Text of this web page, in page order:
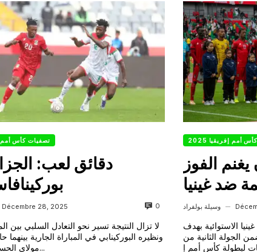
تصفيات كأس أمم
Décembre 28, 2025 0
لا تزال النتيجة تسير نحو التعادل السلبي بين
ونظيره البوركينابي في المباراة الجارية بينهما
مولاي الحسن بمدينة الربا...
أمم إفريقيا 2025
يغنم الفوز
ضد غينيا
الاستوائية
وسيلة بولفراد —
الاستوائية بهدف
الأحد 28 ديسمبر 2025، ضمن الجولة الثانية من